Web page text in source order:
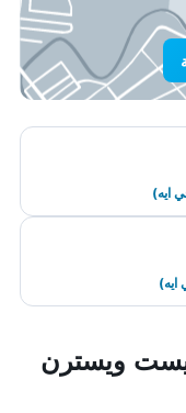
ايه)
ويسترن